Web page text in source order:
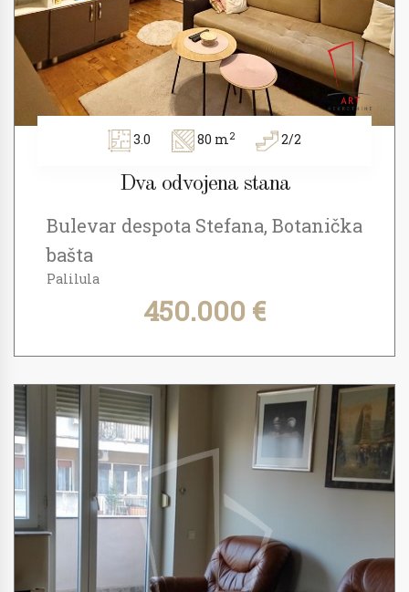
3.0 80 m2 2/2
Dva odvojena stana
Bulevar despota Stefana, Botanička
bašta
Palilula
450.000 €